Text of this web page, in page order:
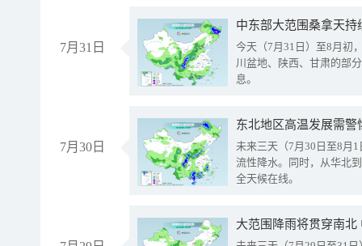
7月31日
中东部大范围桑拿天
今天（7月31日）至8月初
川盆地、陕西、甘肃的部
息。
7月30日
东北地区高温发展需
未来三天（7月30日至8月
流性降水。同时，从华北
全天候在线。
大范围降雨将贯穿南